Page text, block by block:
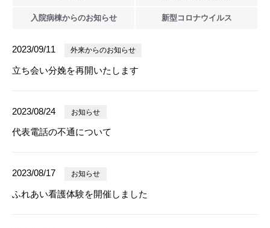
入院病棟からのお知らせ 新型 コロナウイルス
2023/09/11 外来からのお知らせ
立ち会い分娩を再開いたします
2023/08/24 お知らせ
代表電話の不通について
2023/08/17 お知らせ
ふれあい看護体験を開催しました